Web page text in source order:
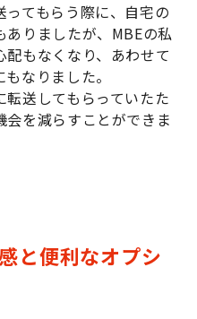
てもらう際に、自宅の
りましたが、MBEの私
もなくなり、あわせて
なりました。
送してもらっていたた
を減らすことができま
と便利なオプシ